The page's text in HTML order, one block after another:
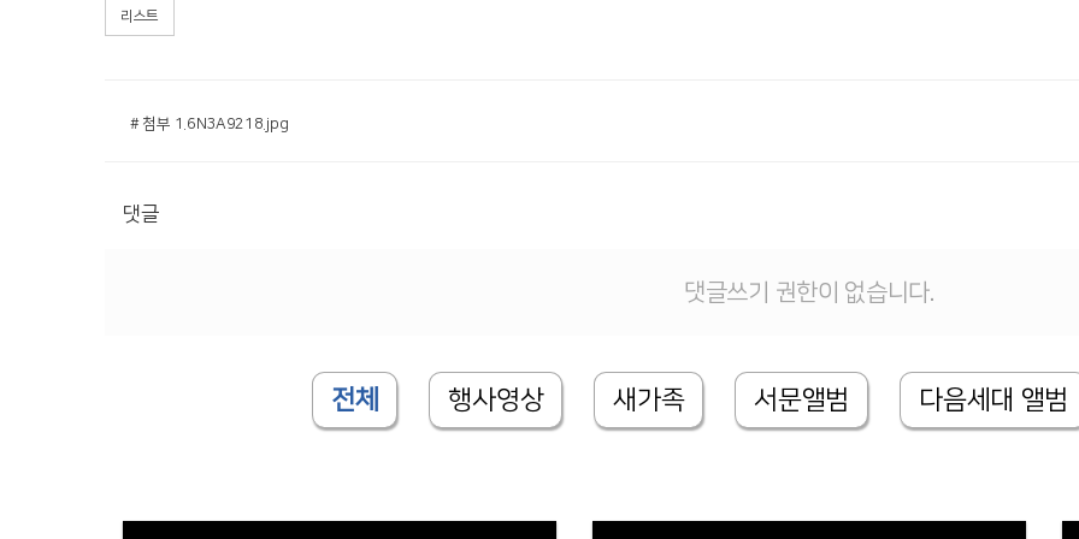
리스트
# 첨부 1.6N3A9218.jpg
댓글
댓글쓰기 권한이 없습니다.
전체 행사영상 새가족 서문앨범 다음세대 앨범